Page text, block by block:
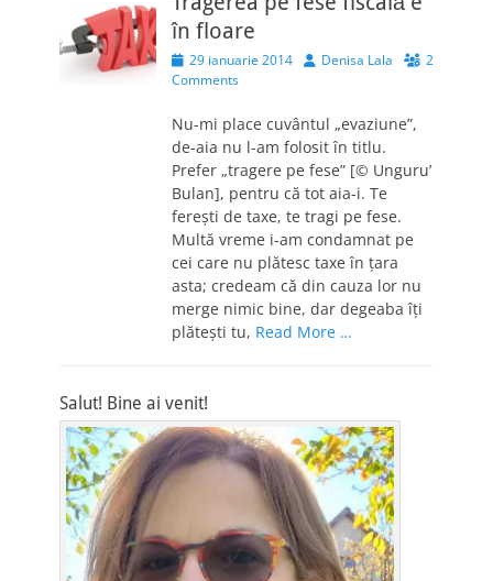
în floare
Posted
on
29 ianuarie 2014 AuthorDenisa Lala
2
Comments
Nu-mi place cuvântul „evaziune”,
de-aia nu l-am folosit în titlu.
Prefer „tragere pe fese” [© Unguru’
Bulan], pentru că tot aia-i. Te
fereşti de taxe, te tragi pe fese.
Multă vreme i-am condamnat pe
cei care nu plătesc taxe în ţara
asta; credeam că din cauza lor nu
merge nimic bine, dar degeaba îţi
plăteşti tu, Read More …
Salut! Bine ai venit!